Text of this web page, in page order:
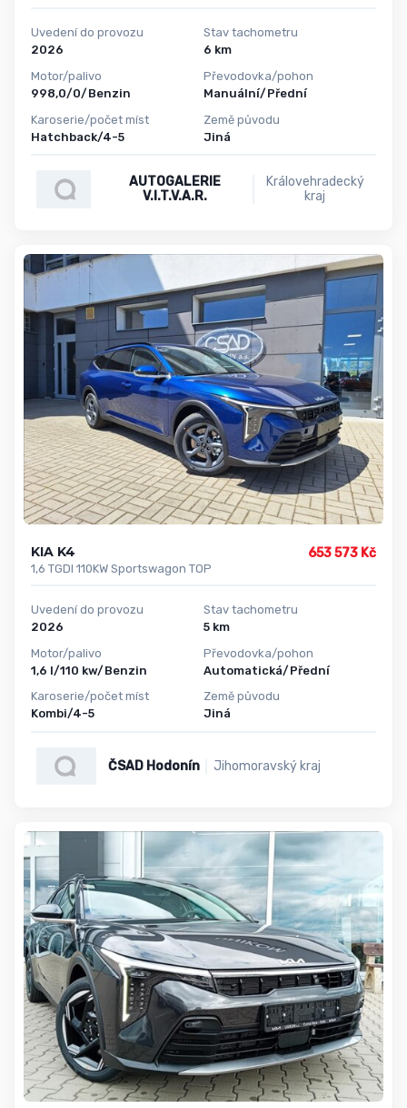
Uvedení do provozu
2026
Motor/palivo
998,0/0/Benzin
Karoserie/počet míst
Hatchback/4-5
Stav tachometru
6 km
Převodovka/pohon
Manuální/Přední
Země původu
Jiná
AUTOGALERIE
V.I.T.V.A.R.
Královehradecký
kraj
KIA K4
1,6 TGDI 110KW Sportswagon TOP
653 573 Kč
Uvedení do provozu
2026
Motor/palivo
1,6 l/110 kw/Benzin
Karoserie/počet míst
Kombi/4-5
Stav tachometru
5 km
Převodovka/pohon
Automatická/Přední
Země původu
Jiná
ČSAD Hodonín Jihomoravský kraj